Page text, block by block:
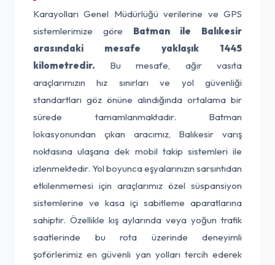
Karayolları Genel Müdürlüğü verilerine ve GPS
sistemlerimize göre Batman ile Balıkesir
arasındaki mesafe yaklaşık 1445
kilometredir. Bu mesafe, ağır vasıta
araçlarımızın hız sınırları ve yol güvenliği
standartları göz önüne alındığında ortalama bir
sürede tamamlanmaktadır. Batman
lokasyonundan çıkan aracımız, Balıkesir varış
noktasına ulaşana dek mobil takip sistemleri ile
izlenmektedir. Yol boyunca eşyalarınızın sarsıntıdan
etkilenmemesi için araçlarımız özel süspansiyon
sistemlerine ve kasa içi sabitleme aparatlarına
sahiptir. Özellikle kış aylarında veya yoğun trafik
saatlerinde bu rota üzerinde deneyimli
şoförlerimiz en güvenli yan yolları tercih ederek